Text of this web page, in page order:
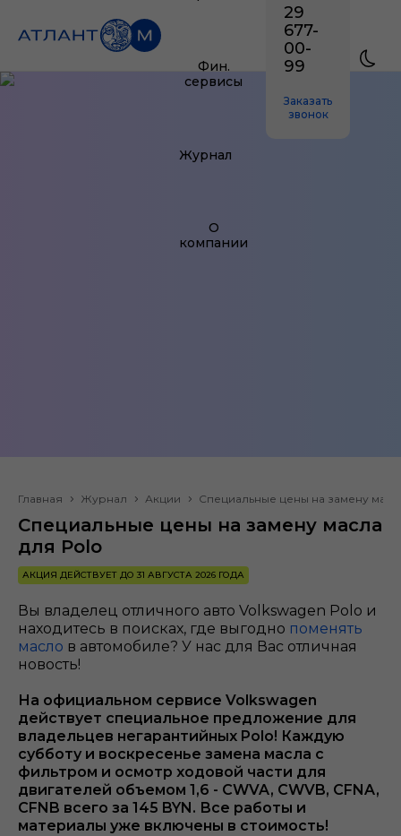
Фин.
сервисы
Журнал
О
компании
29
677-
00-
99
Заказать
звонок
Главная Журнал Акции Специальные цены на замену
Специальные цены на замену масла
для Polo
АКЦИЯ ДЕЙСТВУЕТ ДО 31 АВГУСТА 2026 ГОДА
Вы владелец отличного авто Volkswagen Polo и
находитесь в поисках, где выгодно поменять
масло в автомобиле? У нас для Вас отличная
новость!
На официальном сервисе Volkswagen
действует специальное предложение для
владельцев негарантийных Polo! Каждую
субботу и воскресенье замена масла с
фильтром и осмотр ходовой части для
двигателей объемом 1,6 - CWVA, CWVB, CFNA,
CFNB всего за 145 BYN. Все работы и
материалы уже включены в стоимость!